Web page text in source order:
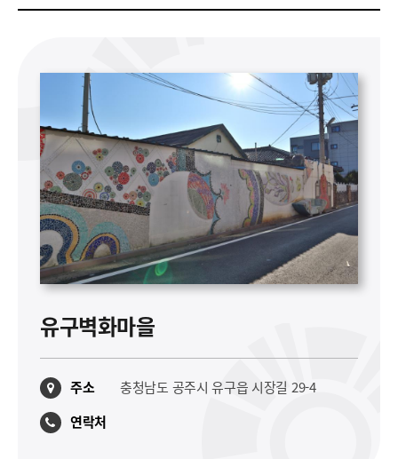
유구벽화마을
주소
충청남도 공주시 유구읍 시장길 29-4
연락처